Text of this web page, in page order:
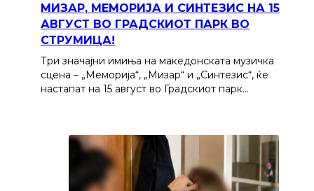
МИЗАР, МЕМОРИЈА И СИНТЕЗИС НА 15
АВГУСТ ВО ГРАДСКИОТ ПАРК ВО
СТРУМИЦА!
Три значајни имиња на македонската музичка
сцена – „Меморија“, „Мизар“ и „Синтезис“, ќе
настапат на 15 август во Градскиот парк…